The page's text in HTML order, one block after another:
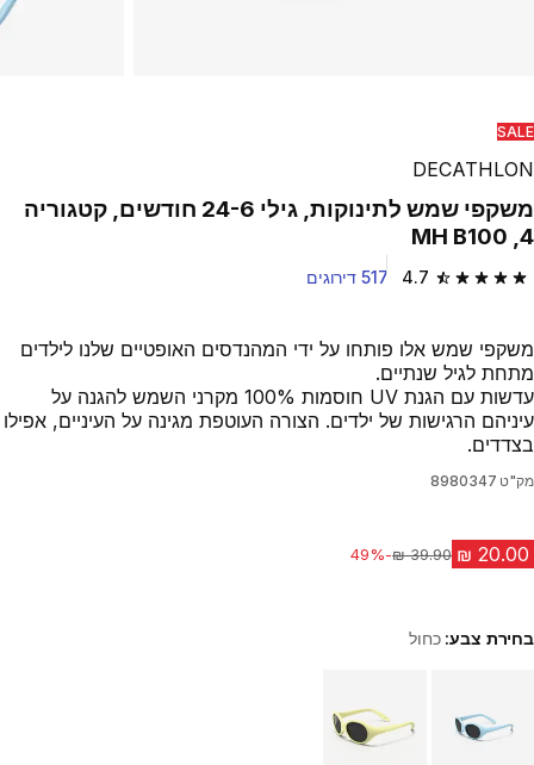
SALE
DECATHLON
משקפי שמש לתינוקות, גילי 24-6 חודשים, קטגוריה
4, MH B100
4.7 4.7 out of 5 stars from 517 reviews 517 דירוגים
משקפי שמש אלו פותחו על ידי המהנדסים האופטיים שלנו לילדים
מתחת לגיל שנתיים.
עדשות עם הגנת UV חוסמות 100% מקרני השמש להגנה על
עיניהם הרגישות של ילדים. הצורה העוטפת מגינה על העיניים, אפילו
בצדדים.
מק"ט 8980347
מחיר לפני הנחה
-49%
בחירת צבע:כחול